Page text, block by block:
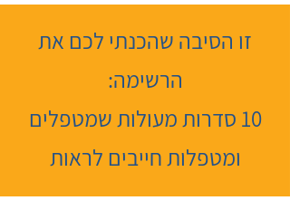
זו הסיבה שהכנתי לכם את
הרשימה:
10 סדרות מעולות שמטפלים
ומטפלות חייבים לראות